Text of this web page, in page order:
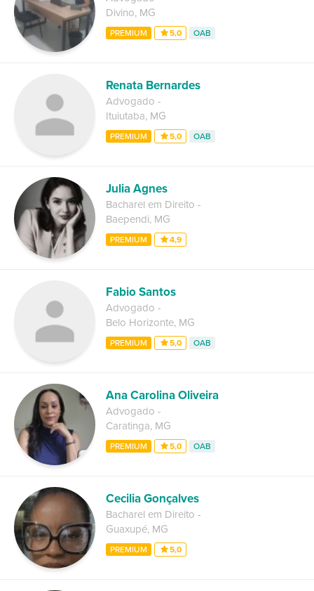
Divino, MG
PREMIUM 5,0 OAB
Renata Bernardes
Advogado -
Ituiutaba, MG
PREMIUM 5,0 OAB
Julia Agnes
Bacharel em Direito -
Baependi, MG
PREMIUM 4,9
Fabio Santos
Advogado -
Belo Horizonte, MG
PREMIUM 5,0 OAB
Ana Carolina Oliveira
Advogado -
Caratinga, MG
PREMIUM 5,0 OAB
Cecilia Gonçalves
Bacharel em Direito -
Guaxupé, MG
PREMIUM 5,0